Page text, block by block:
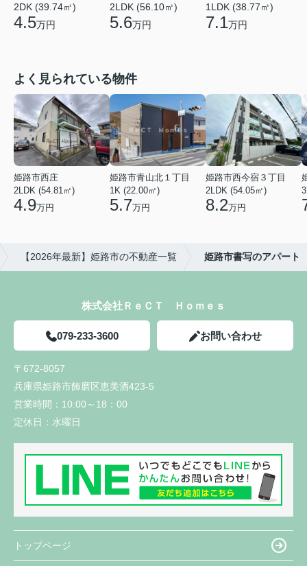
2DK (39.74㎡)
4.5万円
2LDK (56.10㎡)
5.6万円
1LDK (38.77㎡)
7.1万円
よく見られている物件
姫路市西庄
2LDK (54.81㎡)
4.9万円
姫路市青山北１丁目
1K (22.00㎡)
5.7万円
姫路市西今宿３丁目
2LDK (54.05㎡)
8.2万円
【2026年最新】姫路市の不動産一覧 姫路市書写のアパート
株式会社ＲｅＣＴ Ｈｏｍｅｓ
079-233-3600 お問い合わせ
〒672-8057
兵庫県姫路市飾磨区恵美酒423-5
営業時間： 10:00～18：00
定休日： 水曜日
トップページ